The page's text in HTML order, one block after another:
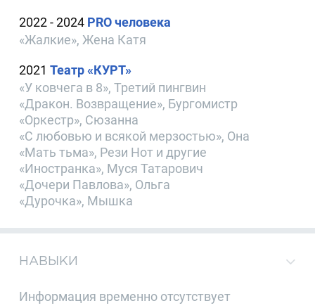
2022 - 2024 PRO человека
«Жалкие», Жена Катя
2021Театр «КУРТ»
«У ковчега в 8», Третий пингвин
«Дракон. Возвращение», Бургомистр
«Оркестр», Сюзанна
«С любовью и всякой мерзостью», Она
«Мать тьма», Рези Нот и другие
«Иностранка», Муся Татарович
«Дочери Павлова», Ольга
«Дурочка», Мышка
НАВЫКИ
Информация временно отсутствует